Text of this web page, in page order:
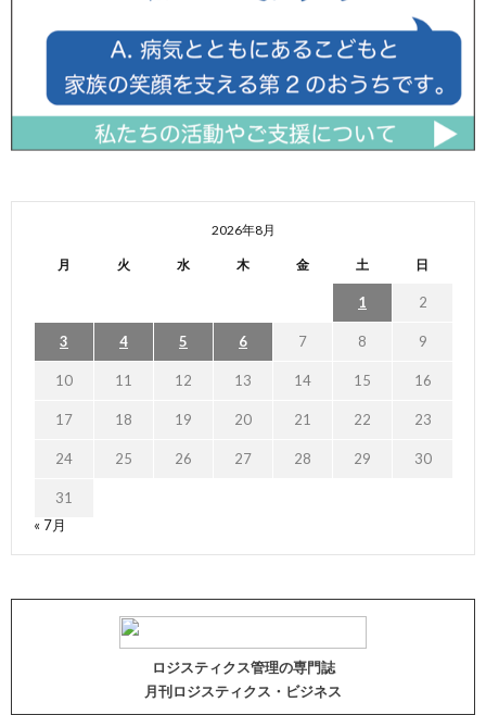
2026年8月
月 火 水 木 金 土 日
1 2
3 4 5 6 7 8 9
10 11 12 13 14 15 16
17 18 19 20 21 22 23
24 25 26 27 28 29 30
31
« 7月
ロジスティクス管理の専門誌
月刊ロジスティクス・ビジネス